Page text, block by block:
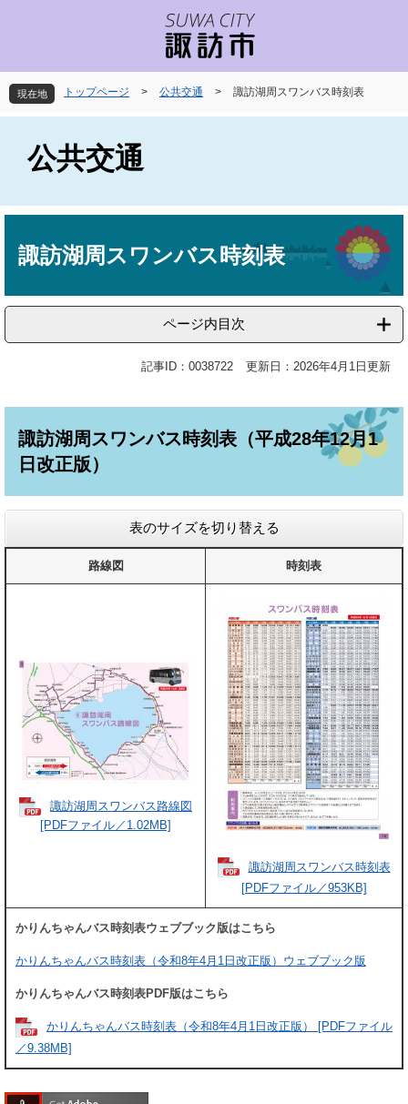
先
頭
を
飛
へ
現在地 トップページ > 公共交通 > 諏訪湖周スワンバス時刻表
公共交通
諏訪湖周スワンバス時刻表
ページ内目次
記事ID：0038722 更新日：2026年4月1日更新
諏訪湖周スワンバス時刻表（平成28年12月1
日改正版）
表のサイズを切り替える
路線図 時刻表
諏訪湖周スワンバス路線図
[PDFファイル／1.02MB]
諏訪湖周スワンバス時刻表
[PDFファイル／953KB]
かりんちゃんバス時刻表ウェブブック版はこちら
かりんちゃんバス時刻表（令和8年4月1日改正版）ウェブブック版
かりんちゃんバス時刻表PDF版はこちら
かりんちゃんバス時刻表（令和8年4月1日改正版） [PDFファイル
／9.38MB]